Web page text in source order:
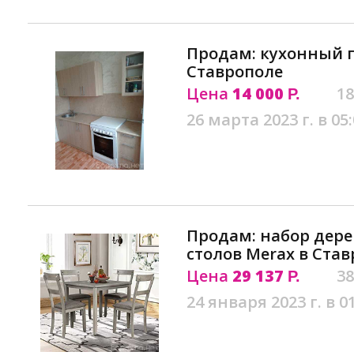
Продам: кухонный
Ставрополе
Цена 14 000 Р.
26 марта 2023 г. в
Продам: набор
столов Merax в
Цена 29 137 Р.
24 января 2023 г. в